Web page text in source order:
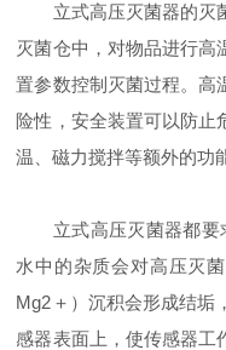
立式高压灭菌器的灭菌
灭菌仓中，对物品进行高
置参数控制灭菌过程。高
险性，安全装置可以防止
温、磁力搅拌等额外的功
立式高压灭菌器都要求
水中的杂质会对高压灭
Mg2＋）沉积会形成结垢
感器表面上，使传感器工